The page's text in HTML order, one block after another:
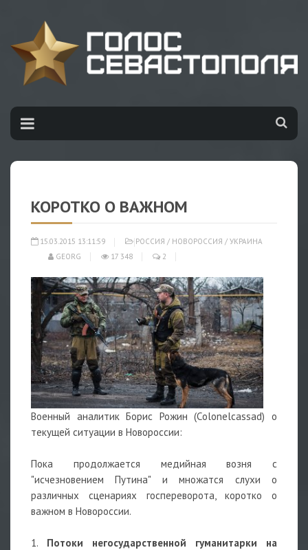
КОРОТКО О ВАЖНОМ
15.03.2015 13:11:59 РОССИЯ / НОВОРОССИЯ / УКРАИНА
GEORG
17 348 2
Военный аналитик Борис Рожин (Colonelcassad) о
текущей ситуации в Новороссии:
Пока продолжается медийная возня с
"исчезновением Путина" и множатся слухи о
различных сценариях госпереворота, коротко о
важном в Новороссии.
1. Потоки негосударственной гуманитарки на